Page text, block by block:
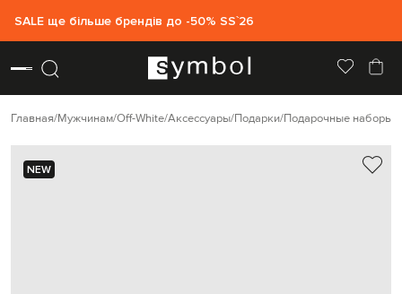
SALE ще більше брендів до -50% SS`26
Главная Мужчинам Off-White Аксессуары Подарки Подарочные наборы
NEW